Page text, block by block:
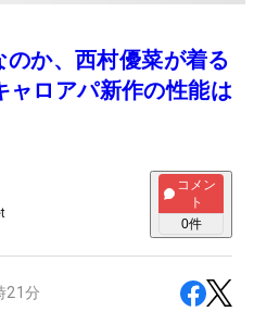
か、西村優菜が着る
ロアパ新作の性能は
コメン
ト
0件
21分